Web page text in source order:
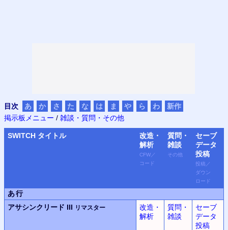
目次 あ か さ た な は ま や ら わ
新作
掲示板メニュー / 雑談・質問・その他
SWITCH タイトル
改造・
解析
CFW ／
コード
質問・
雑談
その他
セーブ
データ
投稿
投稿 ／
ダウン
ロード
あ行
アサシンクリード III リマスター
改造・
解析
質問・
雑談
セーブ
データ
投稿